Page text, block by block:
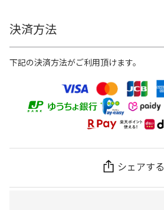
決済方法
下記の決済方法がご利用頂けます。
シェアする